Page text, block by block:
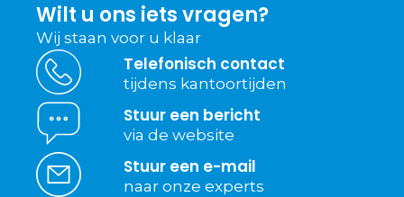
Wilt u ons iets vragen?
Wij staan voor u klaar
Telefonisch contact
tijdens kantoortijden
Stuur een bericht
via de website
Stuur een e-mail
naar onze experts